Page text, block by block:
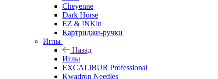
Cheyenne
Dark Horse
EZ & INKin
Картриджи-ручки
Иглы
Назад
Иглы
EXCALIBUR Professional
Kwadron Needles